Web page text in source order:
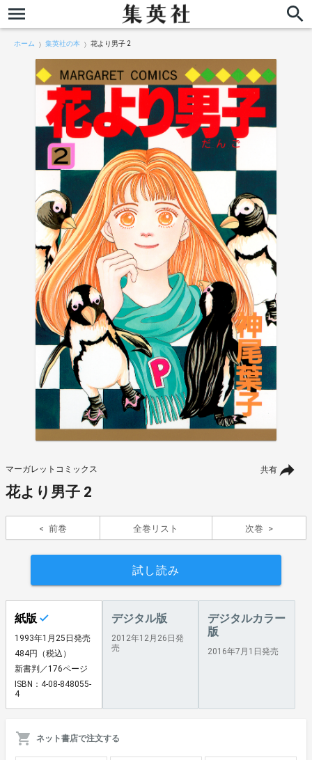
ホーム 集英社の本 花より男子 2
共有
マーガレットコミックス
花より男子 2
前巻 全巻リスト 次巻
試し読み
紙版
1993年1月25日発売
484円（税込）
新書判／176ページ
ISBN：4-08-848055-
4
デジタル版
2012年12月26日発
売
デジタルカラー
版
2016年7月1日発売
ネット書店で注文する